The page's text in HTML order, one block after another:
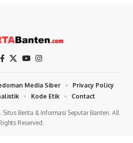
Berita & Informasi Seputar Banten. All
Reserved.
Media Siber
Privacy Policy
Kode Etik Contact